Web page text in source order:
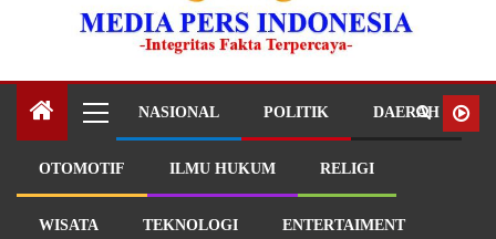
NASIONAL POLITIK DAERAH
OTOMOTIF ILMU HUKUM RELIGI
WISATA TEKNOLOGI ENTERTAIMENT